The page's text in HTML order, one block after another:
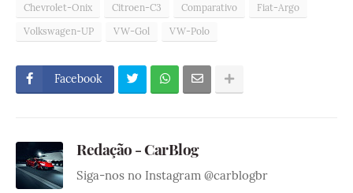
Chevrolet-Onix Citroen-C3 Comparativo
Fiat-Argo
Volkswagen-UP
VW-Gol VW-Polo
Facebook
Redação - CarBlog
Siga-nos no Instagram @carblogbr